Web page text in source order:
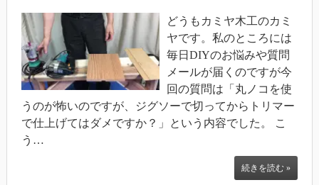
どうもカミヤ木工のカミ
ヤです。私のところには
毎日DIYのお悩みや質問
メールが届くのですが今
回の質問は「丸ノコを使
うのが怖いのですが、ジグソーで切ってからトリマー
で仕上げてはダメですか？」という内容でした。 こ
う…
続きを読む »